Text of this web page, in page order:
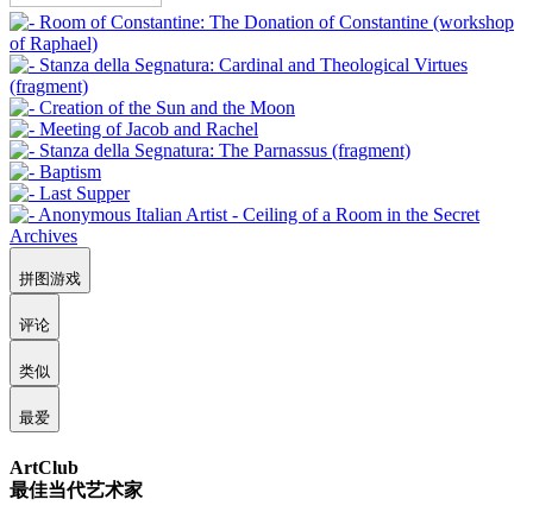
拼图游戏
评论
类似
最爱
ArtClub
最佳当代艺术家